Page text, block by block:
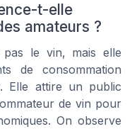
t-elle
amateurs ?
le vin, mais elle
de consommation
Elle attire un public
de vin pour
On observe